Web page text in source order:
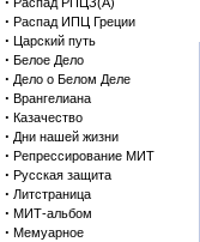
· Распад ИПЦ Греции
· Царский путь
· Белое Дело
· Дело о Белом Деле
· Врангелиана
· Казачество
· Дни нашей жизни
· Репрессирование МИТ
· Русская защита
· Литстраница
· МИТ-альбом
· Мемуарное